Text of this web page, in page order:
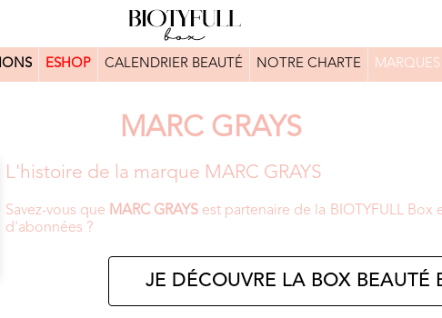
ESHOP CALENDRIER BEAUTÉ NOTRE CHARTE
MARC GRAYS
L'histoire de la marque MARC GRAYS
Savez-vous que MARC GRAYS est partenaire de la BIOTYFULL
d'abonnées ?
JE DÉCOUVRE LA BOX BEAUTÉ